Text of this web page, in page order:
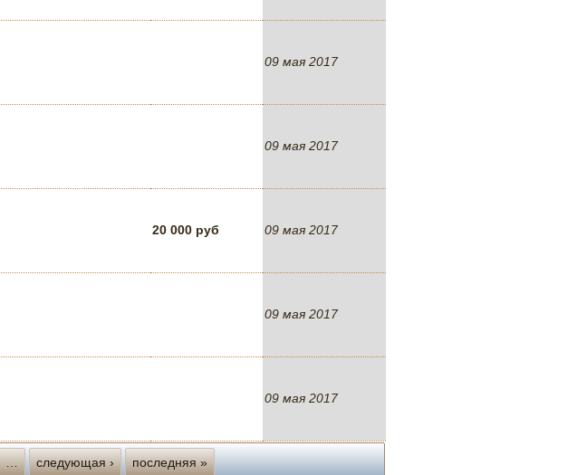
09 мая 2017
09 мая 2017
20 000 руб 09 мая 2017
09 мая 2017
09 мая 2017
… следующая › последняя »